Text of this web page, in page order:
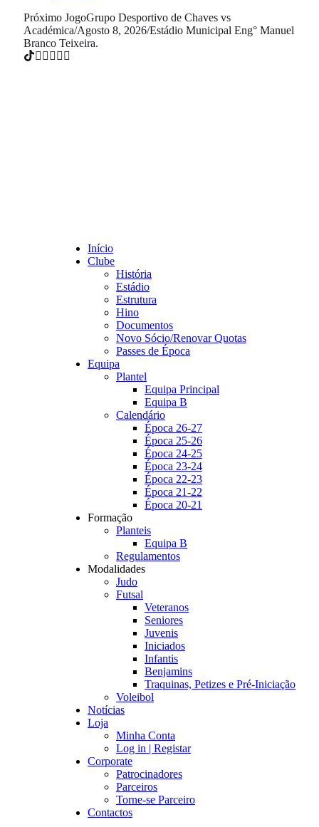
Próximo JogoGrupo Desportivo de Chaves vs
Académica/Agosto 8, 2026/Estádio Municipal Eng° Manuel
Branco Teixeira.
Início
Clube
História
Estádio
Estrutura
Hino
Documentos
Novo Sócio/Renovar Quotas
Passes de Época
Equipa
Plantel
Equipa Principal
Equipa B
Calendário
Época 26-27
Época 25-26
Época 24-25
Época 23-24
Época 22-23
Época 21-22
Época 20-21
Formação
Planteis
Equipa B
Regulamentos
Modalidades
Judo
Futsal
Veteranos
Seniores
Juvenis
Iniciados
Infantis
Benjamins
Traquinas, Petizes e Pré-Iniciação
Voleibol
Notícias
Loja
Minha Conta
Log in | Registar
Corporate
Patrocinadores
Parceiros
Torne-se Parceiro
Contactos